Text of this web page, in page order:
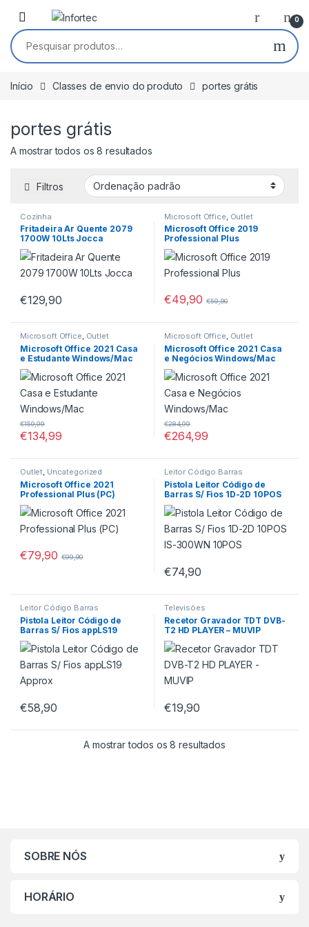
Saltar para navegação
Pular para o conteúdo
0
Pesquisar por:
Início Classes de envio do produto portes grátis
portes grátis
A mostrar todos os 8 resultados
Filtros
Cozinha
Fritadeira Ar Quente 2079
1700W 10Lts Jocca
€129,90
Microsoft Office Outlet
Microsoft Office 2019
Professional Plus
€49,90 €59,90
Microsoft Office, Outlet
Microsoft Office 2021 Casa
e Estudante Windows/Mac
€134,99
€159,99
Microsoft Office, Outlet
Microsoft Office 2021 Casa
e Negócios Windows/Mac
€264,99
€284,99
Outlet, Uncategorized
Microsoft Office 2021
Professional Plus (PC)
€79,90 €99,90
Leitor Código Barras
Pistola Leitor Código de
Barras S/ Fios 1D-2D 10POS
IS-300WN 10POS
€74,90
Leitor Código Barras
Pistola Leitor Código de
Barras S/ Fios appLS19
Approx
€58,90
Televisões
Recetor Gravador TDT DVB-
T2 HD PLAYER – MUVIP
€19,90
A mostrar todos os 8 resultados
SOBRE NÓS
HORÁRIO